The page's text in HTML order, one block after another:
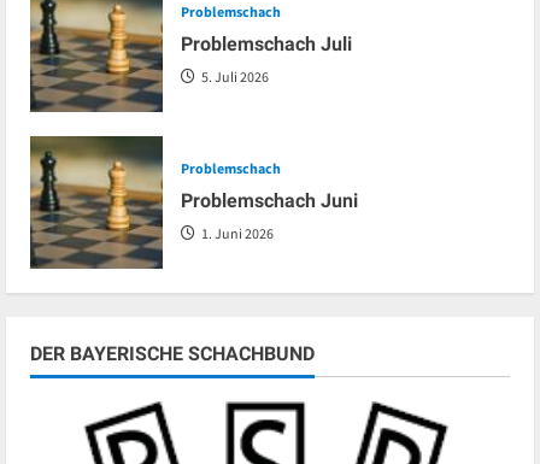
Problemschach
Problemschach Juli
5. Juli 2026
Problemschach
Problemschach Juni
1. Juni 2026
DER BAYERISCHE SCHACHBUND